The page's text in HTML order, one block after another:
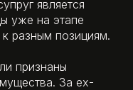
является
уже на этапе
разным позициям.
признаны
За ех-